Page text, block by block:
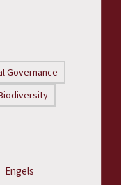
Governance
Engels